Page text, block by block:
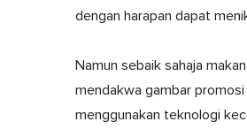
dengan harapan dapat
Namun sebaik sahaja
mendakwa gambar
menggunakan teknologi